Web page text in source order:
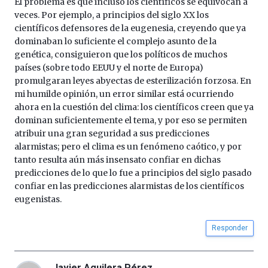
organizada
por
la
Cátedra…
veces. Por ejemplo, a principios del siglo XX los
científicos defensores de la eugenesia, creyendo que ya
dominaban lo suficiente el complejo asunto de la
genética, consiguieron que los políticos de muchos
países (sobre todo EEUU y el norte de Europa)
promulgaran leyes abyectas de esterilización forzosa. En
mi humilde opinión, un error similar está ocurriendo
ahora en la cuestión del clima: los científicos creen que ya
dominan suficientemente el tema, y por eso se permiten
atribuir una gran seguridad a sus predicciones
alarmistas; pero el clima es un fenómeno caótico, y por
tanto resulta aún más insensato confiar en dichas
predicciones de lo que lo fue a principios del siglo pasado
confiar en las predicciones alarmistas de los científicos
eugenistas.
Responder